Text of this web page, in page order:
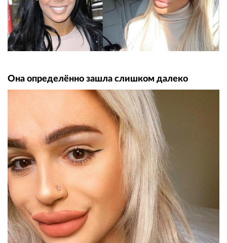
Она определённо зашла слишком далеко